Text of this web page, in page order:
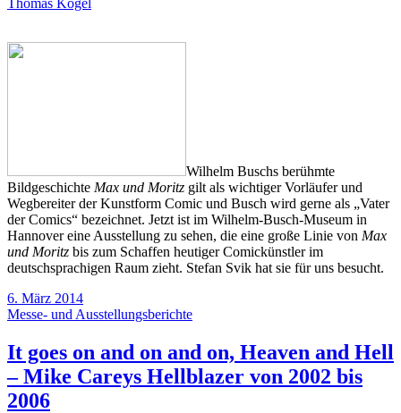
Wilhelm Buschs berühmte
Bildgeschichte Max und Moritz gilt als wichtiger Vorläufer und
Wegbereiter der Kunstform Comic und Busch wird gerne als „Vater
der Comics“ bezeichnet. Jetzt ist im Wilhelm-Busch-Museum in
Hannover eine Ausstellung zu sehen, die eine große Linie von Max
und Moritz bis zum Schaffen heutiger Comickünstler im
deutschsprachigen Raum zieht. Stefan Svik hat sie für uns besucht.
6. März 2014
Messe- und Ausstellungsberichte
It goes on and on and on, Heaven and Hell
– Mike Careys Hellblazer von 2002 bis
2006